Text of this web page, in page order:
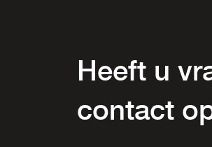
Heeft u
contact